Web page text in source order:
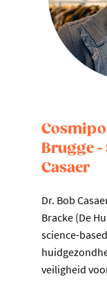
Brugge -
Casaer
Dr. Bob
Bracke (De
science-
veiligheid